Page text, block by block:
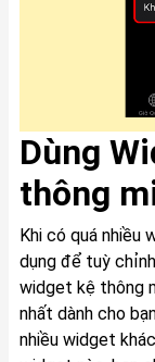
Dùng
thông
Khi có quá nhiều
dụng để tuỳ
widget kệ thông
nhất dành cho
nhiều widget